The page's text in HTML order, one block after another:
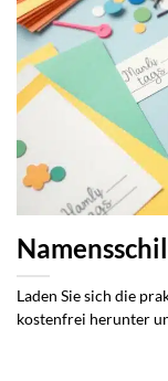
Laden Sie sich die
kostenfrei herunter